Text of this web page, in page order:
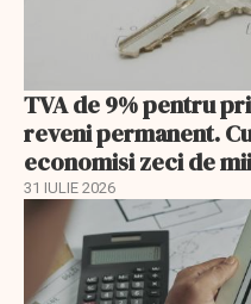
TVA de 9% pentru
reveni permanent.
economisi zeci de
31 IULIE 2026